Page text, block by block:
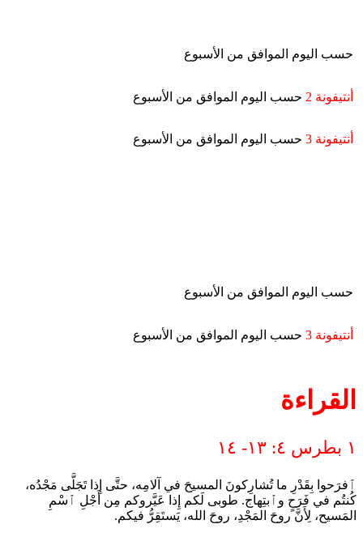
حسب اليوم الموافق من الأسبوع
أنتيفونة 2 حسب اليوم الموافق من الأسبوع
أنتيفونة 3 حسب اليوم الموافق من الأسبوع
حسب اليوم الموافق من الأسبوع
أنتيفونة 3 حسب اليوم الموافق من الأسبوع
القراءة
١ بطرس ٤: ١٣- ١٤
ٱفرَحوا بِقَدْرِ ما تُشارِكونَ المسيحَ في آلامِه، حتَّى إِذا تَجَلَّى مَجْدُه،
كُنتُم في فَرَحٍ وٱبتِهاج. طوبى لَكم إِذا عَيَّروكم مِن أَجْلِ ٱسْمِ
المَسيح، لِأَنَّ روحَ المَجْدِ، روحَ الله، يَستَقِرُّ فيكم.